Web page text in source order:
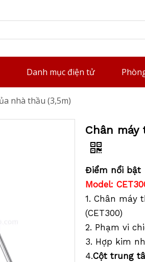
Danh mục điện tử
nhà thầu (3,5m)
Chân máy
Điểm nổi bật
Model:
1. Chân máy
(CET300)
2. Phạm vi
3. Hợp kim
4.Cột trung